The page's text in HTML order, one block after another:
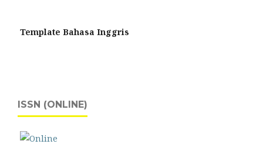
Template Bahasa Inggris
ISSN (ONLINE)